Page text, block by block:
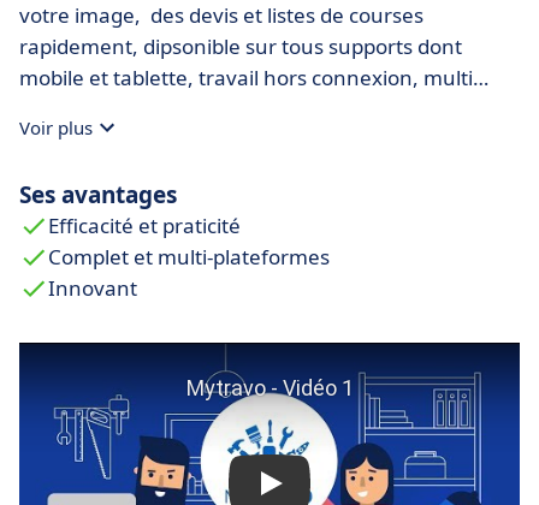
votre image, des devis et listes de courses
rapidement, dipsonible sur tous supports dont
mobile et tablette, travail hors connexion, multi
Voir plus
Ses avantages
Efficacité et praticité
Complet et multi-plateformes
Innovant